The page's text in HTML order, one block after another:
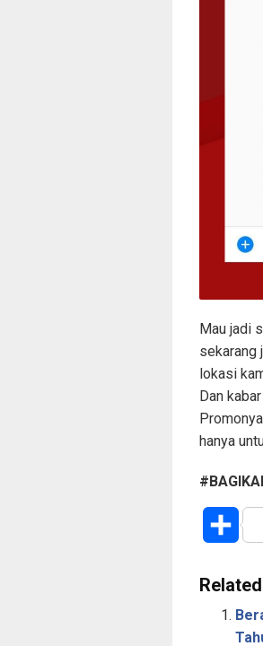
Mau jadi
sekarang
lokasi
Dan
hanya
S
a
r